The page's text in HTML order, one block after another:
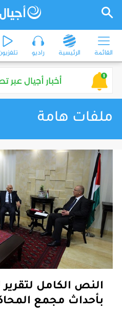
القائمة الرئيسية راديو
ملفات هامة
النص الكامل لتقرير
بأحداث مجمع